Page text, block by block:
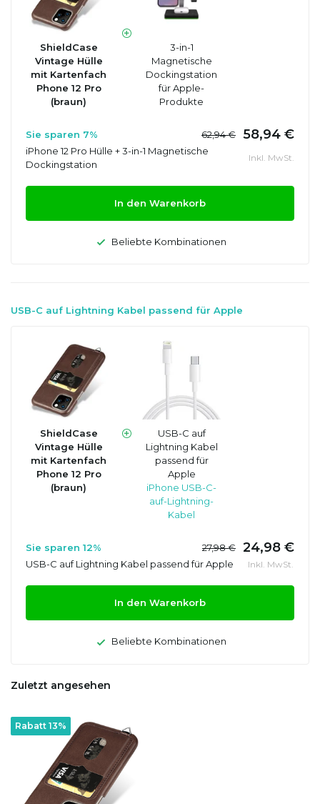
ShieldCase
Vintage Hülle
mit Kartenfach
Phone 12 Pro
(braun)
3-in-1
Magnetische
Dockingstation
für Apple-
Produkte
Sie sparen 7% 62,94 € 58,94 €
iPhone 12 Pro Hülle + 3-in-1 Magnetische
Dockingstation
Inkl. MwSt.
In den Warenkorb
Beliebte Kombinationen
USB-C auf Lightning Kabel passend für Apple
ShieldCase
Vintage Hülle
mit Kartenfach
Phone 12 Pro
(braun)
USB-C auf
Lightning Kabel
passend für
Apple
iPhone USB-C-
auf-Lightning-
Kabel
Sie sparen 12% 27,98 € 24,98 €
USB-C auf Lightning Kabel passend für Apple Inkl. MwSt.
In den Warenkorb
Beliebte Kombinationen
Zuletzt angesehen
Rabatt 13%